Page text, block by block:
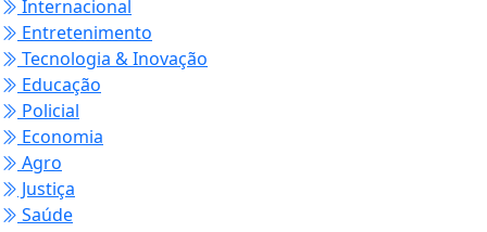
Internacional
Entretenimento
Tecnologia & Inovação
Educação
Policial
Economia
Agro
Justiça
Saúde